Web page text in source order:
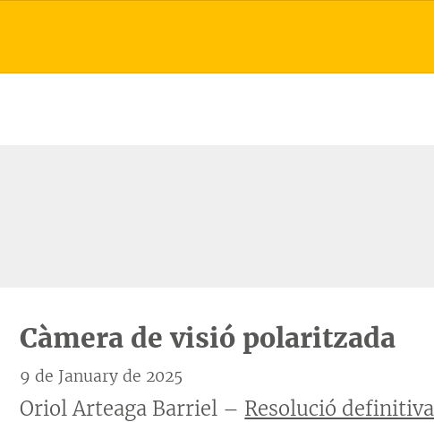
Càmera de visió polaritzada
9 de January de 2025
Oriol Arteaga Barriel – Resolució definitiva